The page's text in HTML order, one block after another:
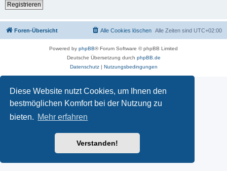
Diese Website nutzt Cookies, um Ihnen den
bestmöglichen Komfort bei der Nutzung zu
bieten. Mehr erfahren
Verstanden!
Registrieren
Foren-Übersicht Alle Zeiten sind UTC+02:00
Alle Cookies löschen
Powered by phpBB® Forum Software © phpBB Limited
Deutsche Übersetzung durch phpBB.de
Datenschutz| Nutzungsbedingungen